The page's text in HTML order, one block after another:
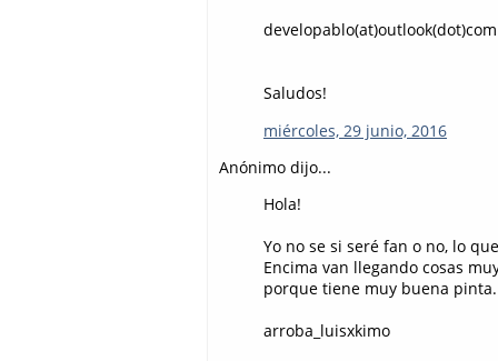
developablo(at)outlook(dot)com
Saludos!
miércoles, 29 junio, 2016
Anónimo dijo...
Hola!
Yo no se si seré fan o no, lo
Encima van llegando cosas
porque tiene muy buena pinta.
arroba_luisxkimo